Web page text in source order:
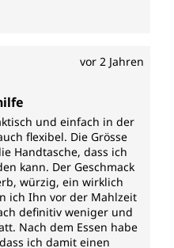
vor 2 Jahren
von 5 von 5 Sternen
und einfach in der
flexibel. Die Grösse
Handtasche, dass ich
kann. Der Geschmack
würzig, ein wirklich
ich Ihn vor der Mahlzeit
definitiv weniger und
Nach dem Essen habe
ich damit einen